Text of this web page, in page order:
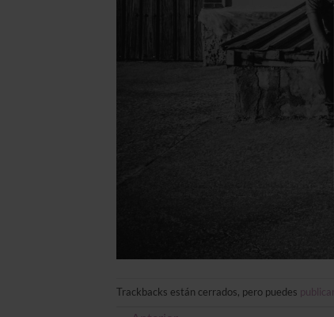
Trackbacks están cerrados, pero puedes